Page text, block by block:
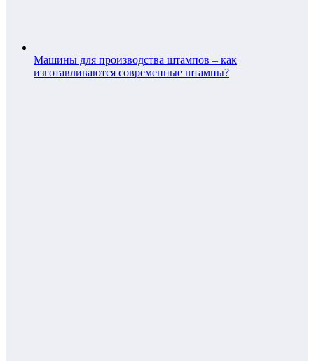
Машины для производства штампов – как
изготавливаются современные штампы?